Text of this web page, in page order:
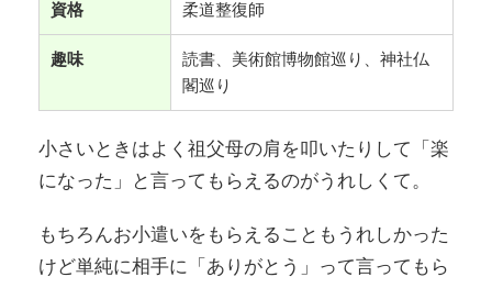
資格 柔道整復師
趣味
読書、美術館博物館巡り、神社仏
閣巡り
小さいときはよく祖父母の肩を叩いたりして「楽
になった」と言ってもらえるのがうれしくて。
もちろんお小遣いをもらえることもうれしかった
けど単純に相手に「ありがとう」って言ってもら